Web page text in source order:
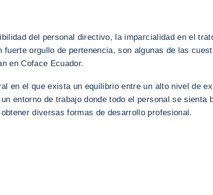
del personal directivo, la imparcialidad en el
orgullo de pertenencia, son algunas de las
en Coface Ecuador.
en el que exista un equilibrio entre un alto nivel de
entorno de trabajo donde todo el personal se sienta
diversas formas de desarrollo profesional.